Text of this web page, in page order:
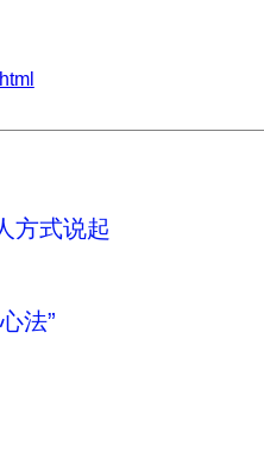
方式说起
法”